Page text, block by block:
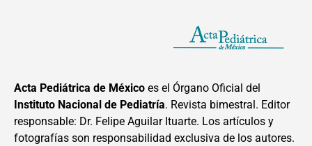
Acta Pediátrica de México es el Órgano Oficial del
Instituto Nacional de Pediatría. Revista bimestral. Editor
responsable: Dr. Felipe Aguilar Ituarte. Los artículos y
fotografías son responsabilidad exclusiva de los autores.